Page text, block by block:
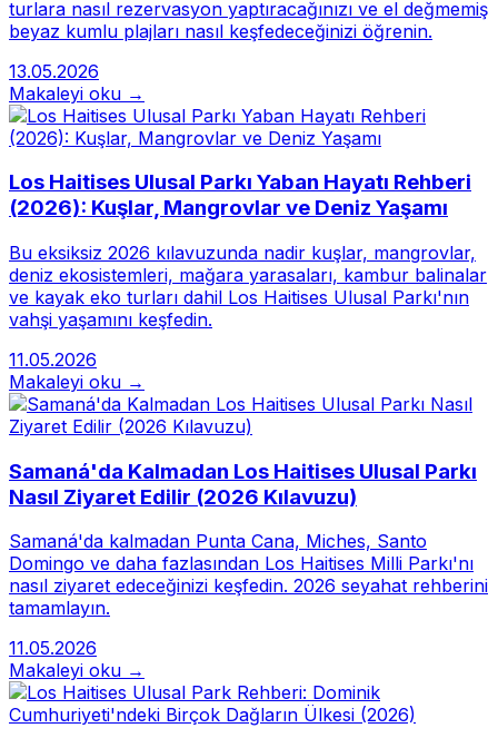
turlara nasıl rezervasyon yaptıracağınızı ve el değmemiş
beyaz kumlu plajları nasıl keşfedeceğinizi öğrenin.
13.05.2026
Makaleyi oku →
Los Haitises Ulusal Parkı Yaban Hayatı Rehberi
(2026): Kuşlar, Mangrovlar ve Deniz Yaşamı
Bu eksiksiz 2026 kılavuzunda nadir kuşlar, mangrovlar,
deniz ekosistemleri, mağara yarasaları, kambur balinalar
ve kayak eko turları dahil Los Haitises Ulusal Parkı'nın
vahşi yaşamını keşfedin.
11.05.2026
Makaleyi oku →
Samaná'da Kalmadan Los Haitises Ulusal Parkı
Nasıl Ziyaret Edilir (2026 Kılavuzu)
Samaná'da kalmadan Punta Cana, Miches, Santo
Domingo ve daha fazlasından Los Haitises Milli Parkı'nı
nasıl ziyaret edeceğinizi keşfedin. 2026 seyahat rehberini
tamamlayın.
11.05.2026
Makaleyi oku →